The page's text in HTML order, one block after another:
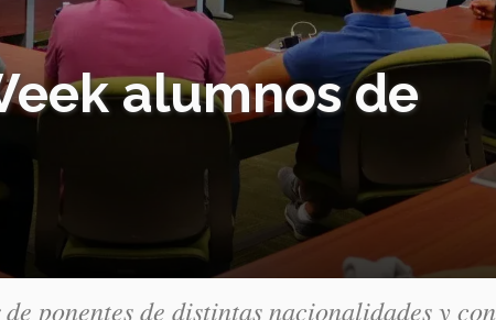
alumnos de
ponentes de distintas nacionalidades y con